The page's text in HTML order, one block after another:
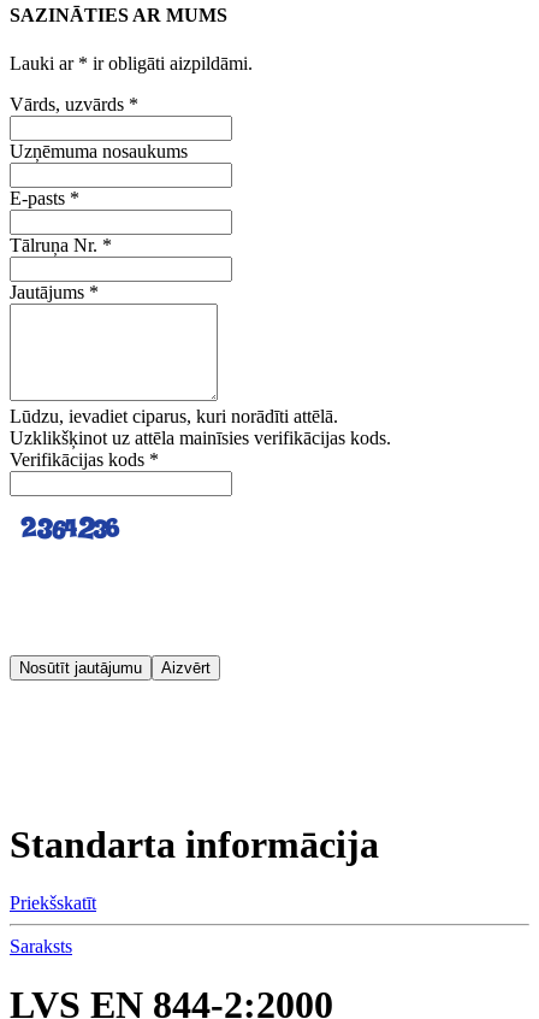
SAZINĀTIES AR MUMS
Lauki ar * ir obligāti aizpildāmi.
Vārds, uzvārds *
Uzņēmuma nosaukums
E-pasts *
Tālruņa Nr. *
Jautājums *
Lūdzu, ievadiet ciparus, kuri norādīti attēlā.
Uzklikšķinot uz attēla mainīsies verifikācijas kods.
Verifikācijas kods *
Nosūtīt jautājumu Aizvērt
Standarta informācija
Priekšskatīt
Saraksts
LVS EN 844-2:2000